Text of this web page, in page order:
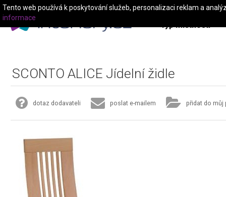
Typ místnosti
SCONTO ALICE Jídelní židle
dotaz dodavateli poslat e-mailem přidat do můj
Tento web používá k poskytování služeb, personalizaci reklam a
informace